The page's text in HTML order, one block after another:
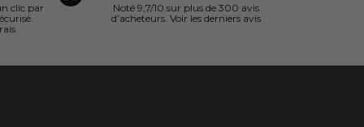
clic par
Noté 9,7/10 sur plus de 300 avis
d’acheteurs.Voir les derniers avis